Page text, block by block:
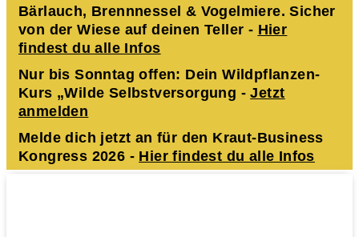
Bärlauch, Brennnessel & Vogelmiere. Sicher
von der Wiese auf deinen Teller - Hier
findest du alle Infos
Nur bis Sonntag offen: Dein Wildpflanzen-
Kurs „Wilde Selbstversorgung -Jetzt
anmelden
Melde dich jetzt an für den Kraut-Business
Kongress 2026 - Hier findest du alle Infos